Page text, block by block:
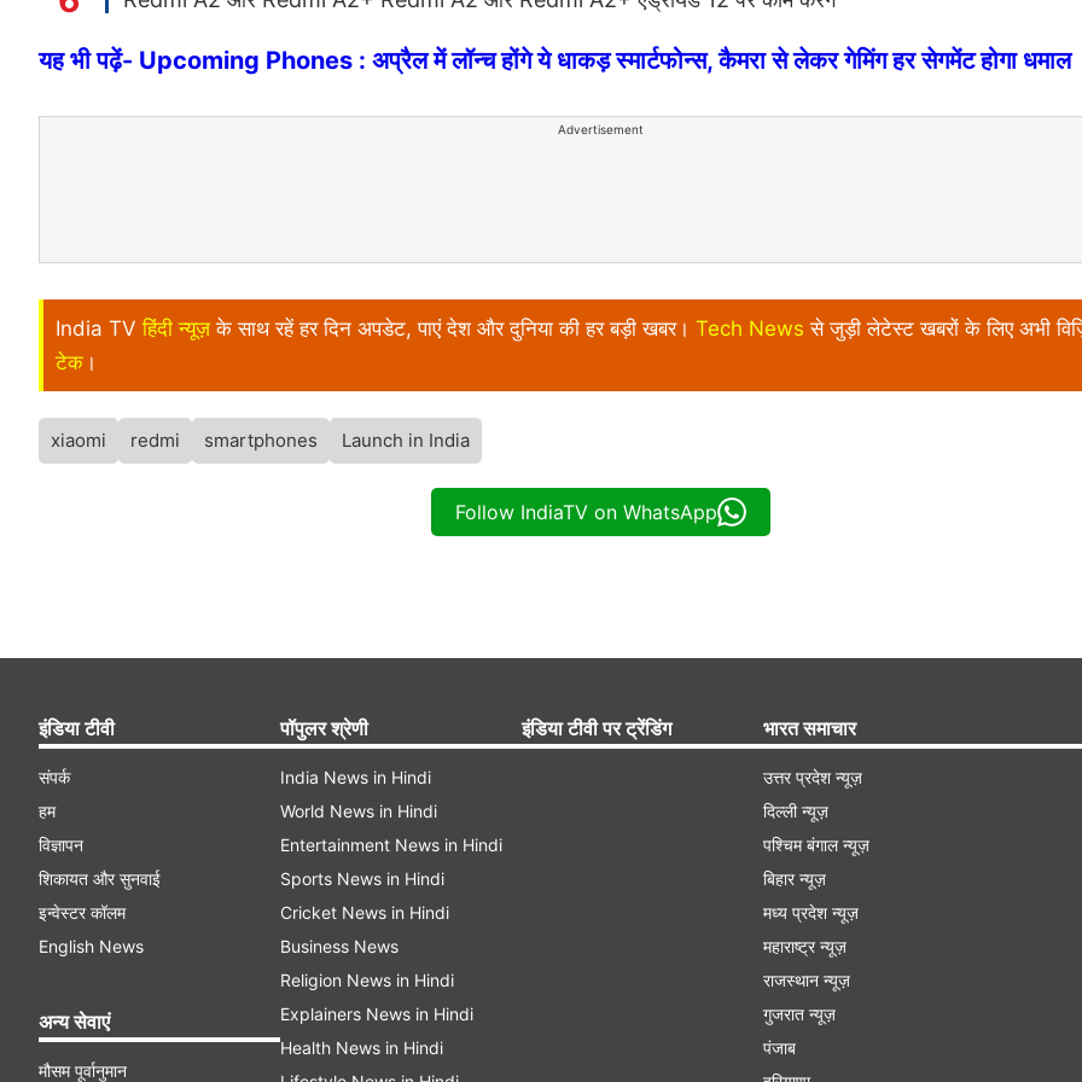
यह भी पढ़ें- Upcoming Phones : अप्रैल में लॉन्च होंगे ये धाकड़ स्मार्टफोन्स, कैमरा से लेकर गेमिंग हर सेगमेंट होगा धमाल
Advertisement
India TV हिंदी न्यूज़ के साथ रहें हर दिन अपडेट, पाएं देश और दुनिया की हर बड़ी खबर। Tech News से जुड़ी लेटेस्ट खबरों के लिए अभी
टेक ।
xiaomi redmi smartphones Launch in India
Follow IndiaTV on WhatsApp
इंडिया टीवी
संपर्क
हम
विज्ञापन
शिकायत और सुनवाई
इन्वेस्टर कॉलम
English News
अन्य सेवाएं
मौसम पूर्वानुमान
पॉपुलर श्रेणी
India News in Hindi
World News in Hindi
Entertainment News in Hindi
Sports News in Hindi
Cricket News in Hindi
Business News
Religion News in Hindi
Explainers News in Hindi
Health News in Hindi
इंडिया टीवी पर ट्रेंडिंग भारत समाचार
उत्तर प्रदेश न्यूज़
दिल्ली न्यूज़
पश्चिम बंगाल न्यूज़
बिहार न्यूज़
मध्य प्रदेश न्यूज़
महाराष्ट्र न्यूज़
राजस्थान न्यूज़
गुजरात न्यूज़
पंजाब